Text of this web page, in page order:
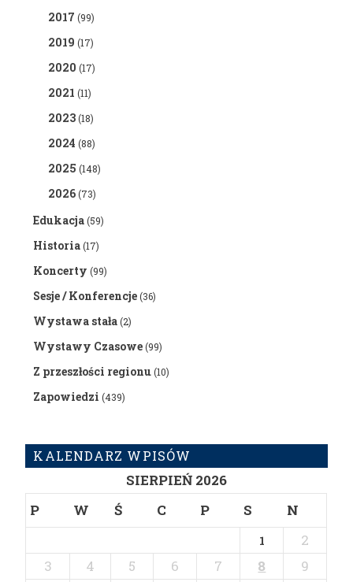
2017 (99)
2019 (17)
2020 (17)
2021 (11)
2023(18)
2024 (88)
2025 (148)
2026(73)
Edukacja(59)
Historia(17)
Koncerty (99)
Sesje / Konferencje(36)
Wystawa stała(2)
Wystawy Czasowe(99)
Z przeszłości regionu(10)
Zapowiedzi (439)
KALENDARZ WPISÓW
SIERPIEŃ 2026
P
W Ś C P S N
1
2
3
4 5 6 7 8
9